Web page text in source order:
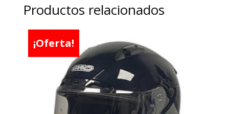
Productos relacionados
¡Oferta!